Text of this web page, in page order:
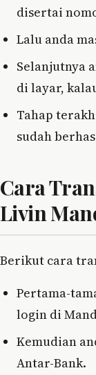
disertai
Lalu anda
Selanjutnya
di layar,
Tahap
sudah
Cara
Livin
Berikut cara
Pertama-
login di
Kemudian
Antar-Bank.